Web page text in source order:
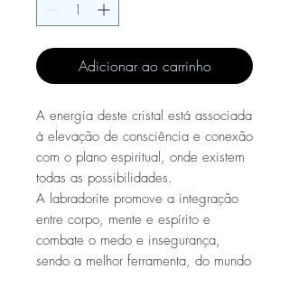
Adicionar ao carrinho
A energia deste cristal está associada
à elevação de consciência e conexão
com o plano espiritual, onde existem
todas as possibilidades.
A labradorite promove a integração
entre corpo, mente e espírito e
combate o medo e insegurança,
sendo a melhor ferramenta, do mundo